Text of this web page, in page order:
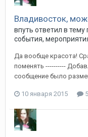
Владивосток,
впуть ответил в тему
события,
Да вообще красота!
поменять ----------
сообщение было
10 января 2015